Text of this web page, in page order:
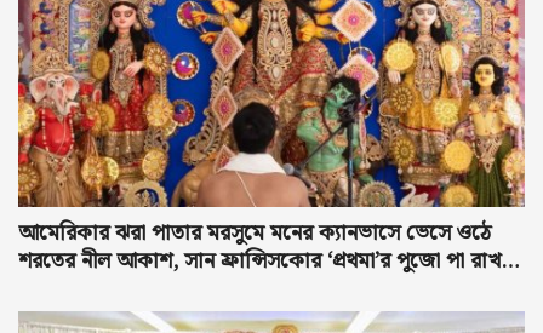
আমেরিকার ঝরা পাতার মরসুমে মনের ক্যানভাসে ভেসে ওঠে
শরতের নীল আকাশ, সান ফ্রান্সিসকোর ‘প্রথমা’র পুজো পা রাখল